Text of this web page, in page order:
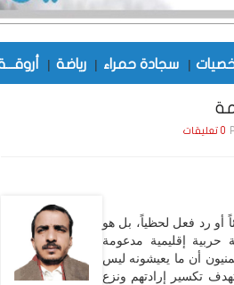
| سجادة حمراء | رياضة |
0 تعليقات
أو رد فعل لحظياً، بل هو
حربية إقليمية مدعومة
أن ما يعيشونه ليس
تكسير إرادتهم ونزع